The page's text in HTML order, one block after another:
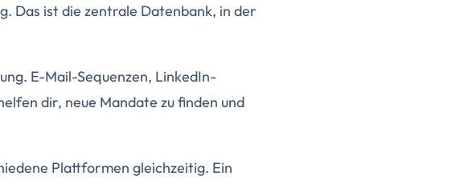
Das ist die zentrale Datenbank, in der
E-Mail-Sequenzen, LinkedIn-
dir, neue Mandate zu finden und
Plattformen gleichzeitig. Ein